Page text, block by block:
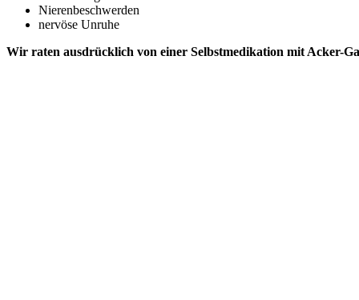
Nierenbeschwerden
nervöse Unruhe
Wir raten ausdrücklich von einer Selbstmedikation mit Acker-